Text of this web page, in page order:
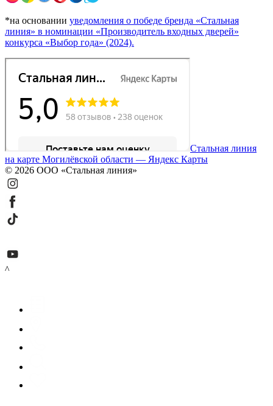
*на основании уведомления о победе бренда «Стальная
линия» в номинации «Производитель входных дверей»
конкурса «Выбор года» (2024).
Стальная линия
на карте Могилёвской области — Яндекс Карты
© 2026 ООО «Стальная линия»
^